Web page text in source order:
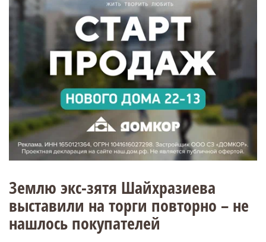
Землю экс-зятя Шайхразиева
выставили на торги повторно – не
нашлось покупателей